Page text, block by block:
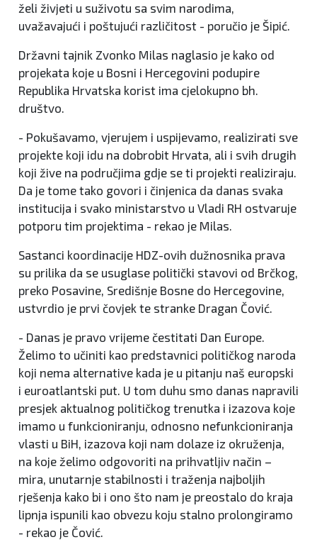
želi živjeti u suživotu sa svim narodima,
uvažavajući i poštujući različitost - poručio je Šipić.
Državni tajnik Zvonko Milas naglasio je kako od
projekata koje u Bosni i Hercegovini podupire
Republika Hrvatska korist ima cjelokupno bh.
društvo.
- Pokušavamo, vjerujem i uspijevamo, realizirati sve
projekte koji idu na dobrobit Hrvata, ali i svih drugih
koji žive na područjima gdje se ti projekti realiziraju.
Da je tome tako govori i činjenica da danas svaka
institucija i svako ministarstvo u Vladi RH ostvaruje
potporu tim projektima - rekao je Milas.
Sastanci koordinacije HDZ-ovih dužnosnika prava
su prilika da se usuglase politički stavovi od Brčkog,
preko Posavine, Središnje Bosne do Hercegovine,
ustvrdio je prvi čovjek te stranke Dragan Čović.
- Danas je pravo vrijeme čestitati Dan Europe.
Želimo to učiniti kao predstavnici političkog naroda
koji nema alternative kada je u pitanju naš europski
i euroatlantski put. U tom duhu smo danas napravili
presjek aktualnog političkog trenutka i izazova koje
imamo u funkcioniranju, odnosno nefunkcioniranja
vlasti u BiH, izazova koji nam dolaze iz okruženja,
na koje želimo odgovoriti na prihvatljiv način –
mira, unutarnje stabilnosti i traženja najboljih
rješenja kako bi i ono što nam je preostalo do kraja
lipnja ispunili kao obvezu koju stalno prolongiramo
- rekao je Čović.